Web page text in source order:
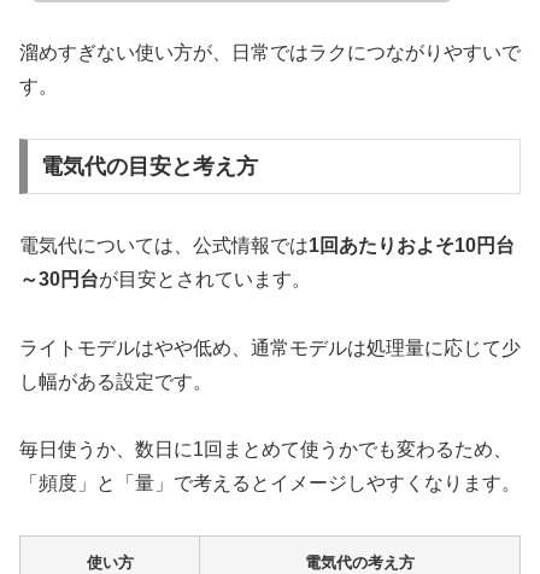
溜めすぎない使い方が、日常ではラクにつながりやすいで
す。
電気代の目安と考え方
電気代については、公式情報では1回あたりおよそ10円台
～30円台が目安とされています。
ライトモデルはやや低め、通常モデルは処理量に応じて少
し幅がある設定です。
毎日使うか、数日に1回まとめて使うかでも変わるため、
「頻度」と「量」で考えるとイメージしやすくなります。
使い方 電気代の考え方